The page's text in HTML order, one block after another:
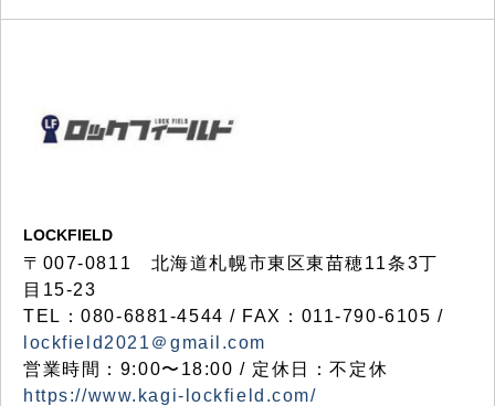
LOCKFIELD
〒007-0811 北海道札幌市東区東苗穂11条3丁
目15-23
TEL：080-6881-4544 / FAX：011-790-6105 /
lockfield2021＠gmail.com
営業時間：9:00〜18:00 / 定休日：不定休
https://www.kagi-lockfield.com/